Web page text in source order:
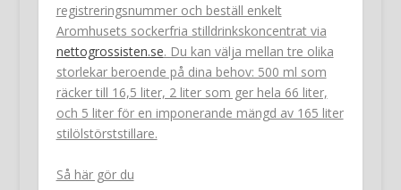
registreringsnummer och beställ enkelt
Aromhusets sockerfria stilldrinkskoncentrat via
nettogrossisten.se. Du kan välja mellan tre olika
storlekar beroende på dina behov: 500 ml som
räcker till 16,5 liter, 2 liter som ger hela 66 liter,
och 5 liter för en imponerande mängd av 165 liter
stilölstörststillare.
Så här gör du